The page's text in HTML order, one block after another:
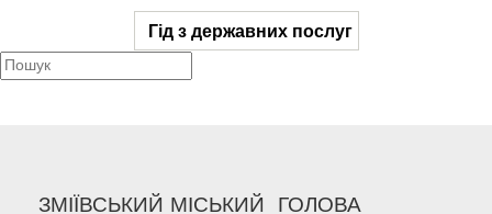
Гід з державних послуг
ЗМІЇВСЬКИЙ МІСЬКИЙ ГОЛОВА